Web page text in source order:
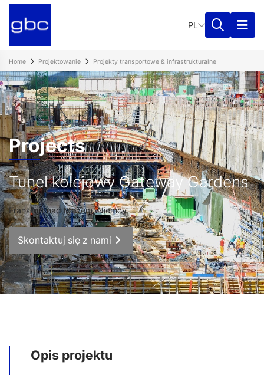
PL
Home Projektowanie Projekty transportowe & infrastrukturalne
Projects
Tunel kolejowy Gateway Gardens
Frankfurt nad Menem, Niemcy
Skontaktuj się z nami
Opis projektu